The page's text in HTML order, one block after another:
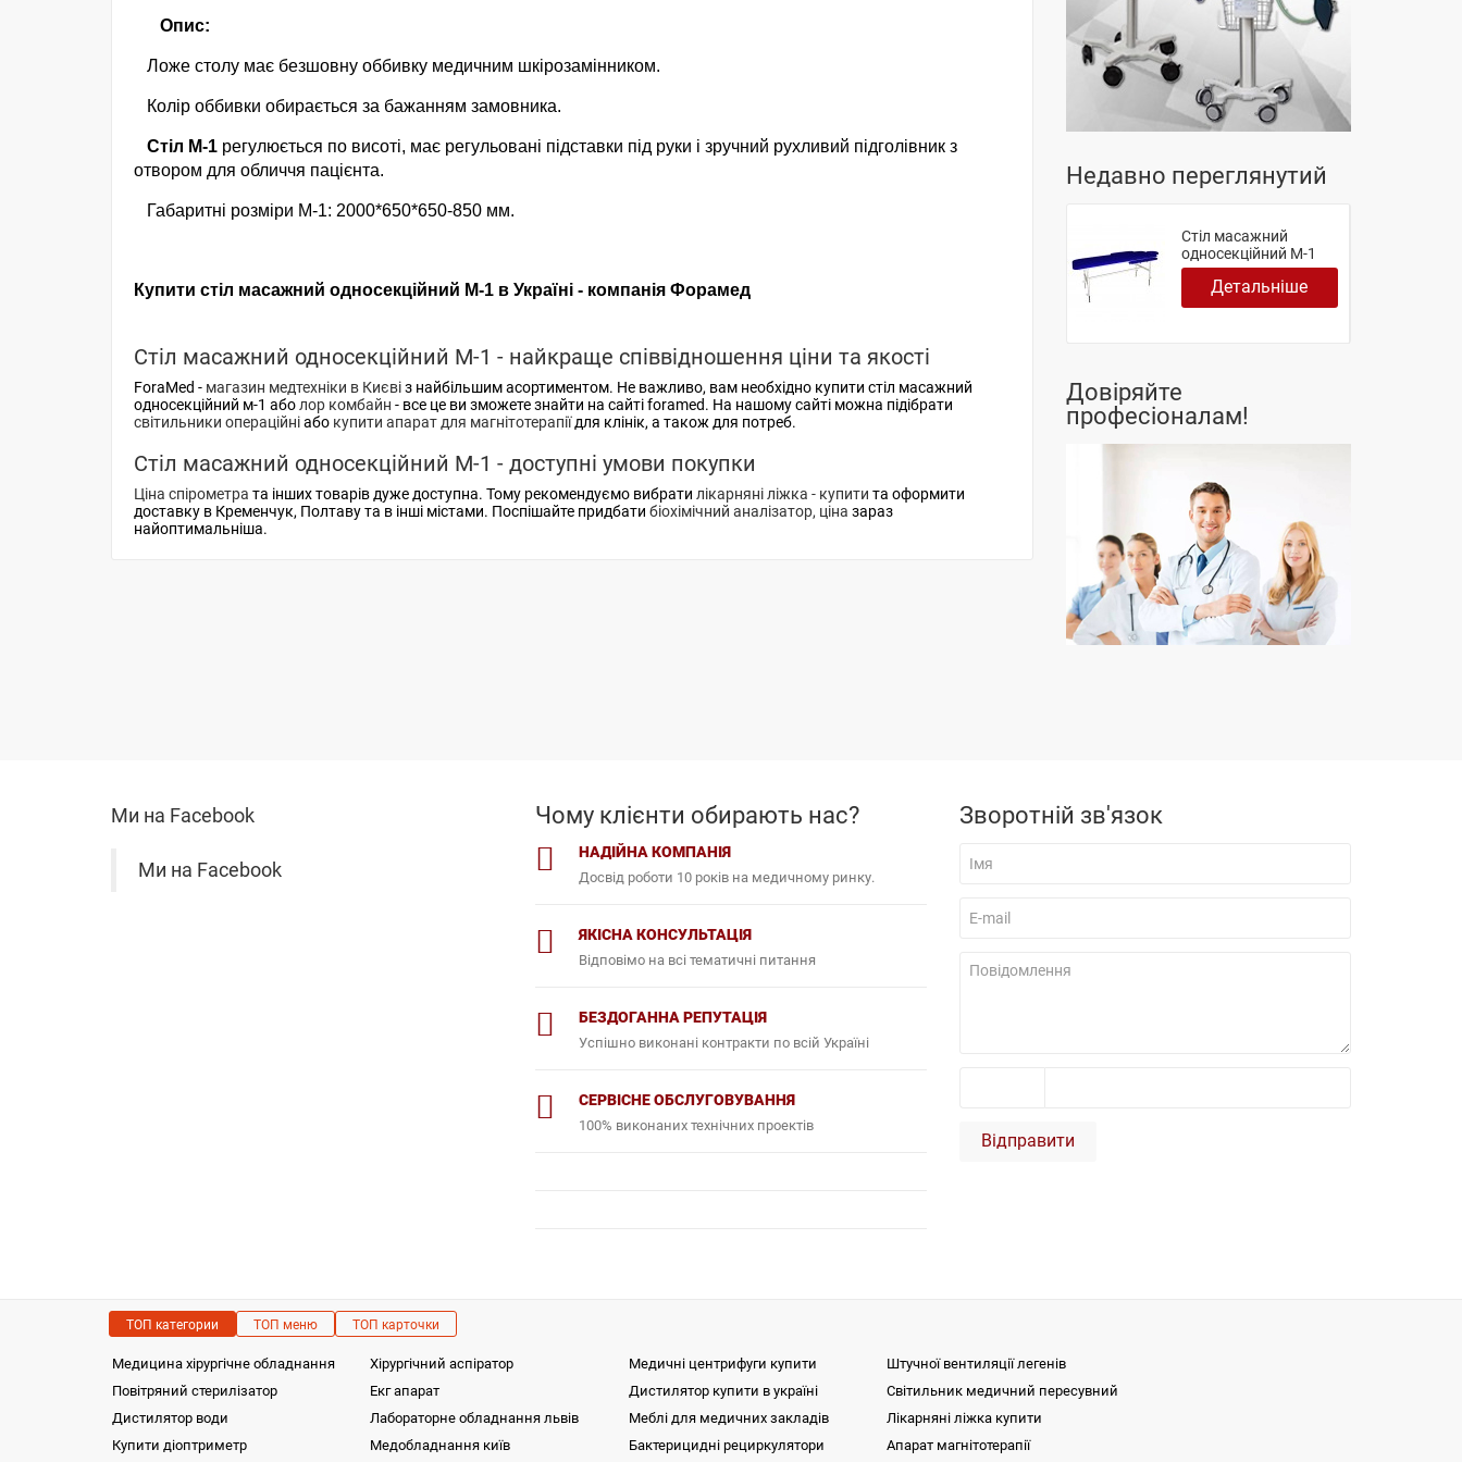
Опис:
Ложе столу має безшовну оббивку медичним шкірозамінником.
Колір оббивки обирається за бажанням замовника.
Стіл М-1 регулюється по висоті, має регульовані підставки під руки і зручний рухливий підголівник з
отвором для обличчя пацієнта.
Габаритні розміри М-1: 2000*650*650-850 мм.
Купити стіл масажний односекційний М-1 в Україні - компанія Форамед
Стіл масажний односекційний М-1 - найкраще співвідношення ціни та якості
ForaMed - магазин медтехніки в Києвіз найбільшим асортиментом. Не важливо, вам необхідно купити стіл масажний
односекційний м-1 аболор комбайн - все це ви зможете знайти на сайті foramed. На нашому сайті можна підібрати
світильники операційніабо купити апарат для магнітотерапіїдля клінік, а також для потреб.
Стіл масажний односекційний М-1 - доступні умови покупки
Ціна спірометра та інших товарів дуже доступна. Тому рекомендуємо вибрати лікарняні ліжка - купити та оформити
доставку в Кременчук, Полтаву та в інші містами. Поспішайте придбати біохімічний аналізатор, ціна зараз
найоптимальніша.
Недавно переглянутий
Стіл масажний
односекційний М-1
Детальніше
Довіряйте
професіоналам!
Ми на Facebook
Ми на Facebook
Чому клієнти обирають нас?
НАДІЙНА КОМПАНІЯ
Досвід роботи 10 років на медичному ринку.
ЯКІСНА КОНСУЛЬТАЦІЯ
Відповімо на всі тематичні питання
БЕЗДОГАННА РЕПУТАЦІЯ
Успішно виконані контракти по всій Україні
СЕРВІСНЕ ОБСЛУГОВУВАННЯ
100% виконаних технічних проектів
Зворотній зв'язок
Відправити
ТОП категории ТОП меню ТОП карточки
Медицина хірургічне обладнання
Повітряний стерилізатор
Дистилятор води
Купити діоптриметр
Хірургічний аспіратор
Екг апарат
Лабораторне обладнання львів
Медобладнання київ
Медичні центрифуги купити
Дистилятор купити в україні
Меблі для медичних закладів
Бактерицидні рециркулятори
Штучної вентиляції легенів
Світильник медичний пересувний
Лікарняні ліжка купити
Апарат магнітотерапії